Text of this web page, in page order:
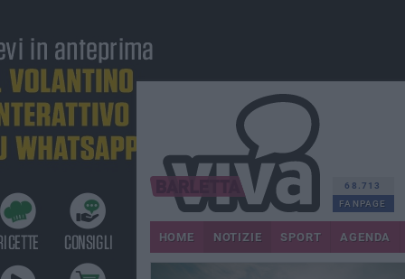
68.713
FANPAGE
HOME NOTIZIE SPORT AGENDA